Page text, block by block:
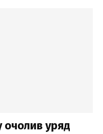
очолив уряд